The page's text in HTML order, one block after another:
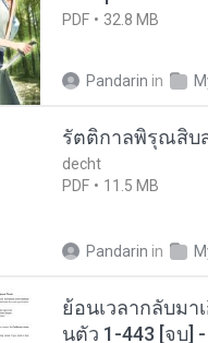
PDF 32.8 MB
Pandarin in
รัตติกาลพิรุณสิบ
decht
PDF
11.5 MB
Pandarin in
ย้อนเวลากลับม
นตัว 1-443 [จบ]